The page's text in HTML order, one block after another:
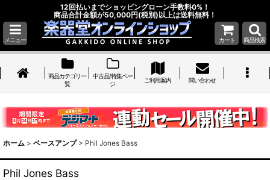
12回払いまでショッピングローン手数料0%！
商品合計金額が50,000円(税別)以上は送料無料！
メニュー カート 商品検索
商品カテゴリ一
覧
中古品/特集ペー
ジ
ご利用案内 問い合わせ
ホーム > ベースアンプ > Phil Jones Bass
Phil Jones Bass